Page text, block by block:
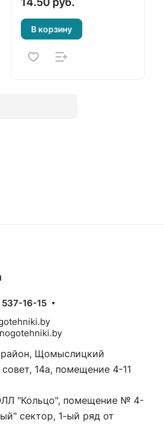
В корзину
16-15
Щомыслицкий
14а, помещение 4-11
"Кольцо", помещение № 4-
сектор, 1-ый ряд от